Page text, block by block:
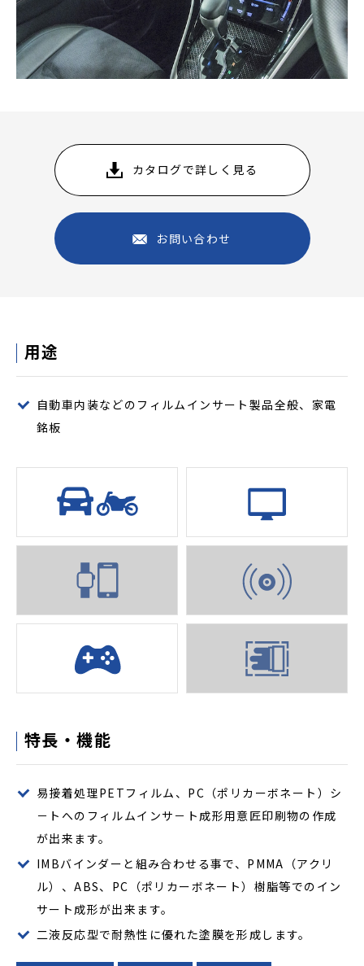
カタログで詳しく見る
お問い合わせ
用途
自動車内装などのフィルムインサート製品全般、家電
銘板
特長・機能
易接着処理PETフィルム、PC（ポリカーボネート）シ
－トへのフィルムインサ－ト成形用意匠印刷物の作成
が出来ます。
IMBバインダーと組み合わせる事で、PMMA（アクリ
ル）、ABS、PC（ポリカーボネート）樹脂等でのイン
サート成形が出来ます。
二液反応型で耐熱性に優れた塗膜を形成します。